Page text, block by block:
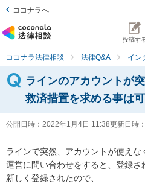
ココナラへ
投稿す
ココナラ法律相談 法律Q&A イン
ラインのアカウントが
救済措置を求める事は
公開日時： 2022年1月4日 11:38更新日時：
ラインで突然、アカウントが使えな
運営に問い合わせをすると、登録
新しく登録されたので、